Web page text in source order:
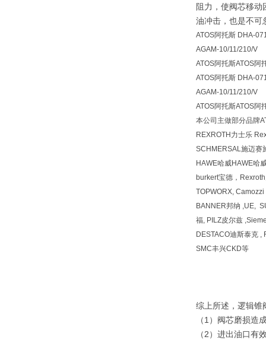
阻力，使阀芯移
油冲击，也是不可
ATOS阿托斯 DHA-
AGAM-10/11/210/V
ATOS阿托斯ATOS阿
ATOS阿托斯 DHA-
AGAM-10/11/210/V
ATOS阿托斯ATOS阿
本公司主做部分品牌
REXROTH力士乐
SCHMERSAL施迈赛
HAWE哈威HAWE哈
burkert宝德，
TOPWORX,
BANNER邦纳 ,UE,
福, PILZ皮尔兹
DESTACO迪斯泰克
SMC丰兴CKD等
综上所述，逻辑锥
（1）阀芯磨损造
（2）进出油口有